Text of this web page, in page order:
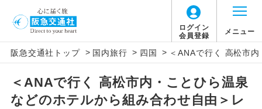
ログイン
会員登録
メニュー
阪急交通社トップ > 国内旅行 > 四国 > ＜ANAで行く 高松市
＜ANAで行く 高松市内・ことひら温泉
などのホテルから組み合わせ自由＞レ
アイコン 説明
添乗員同行
往路出発空港（駅）から復路到着空港
（駅）まで同行します。
「価格変動型ツアー」に関するご案内
価格変動型ツアーとは